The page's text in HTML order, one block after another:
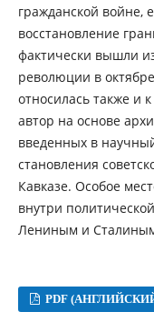
гражданской войне,
восстановление
фактически вышли
революции в
относилась также и
автор на основе
введенных в
становления
Кавказе. Особое
внутри
Лениным и
PDF